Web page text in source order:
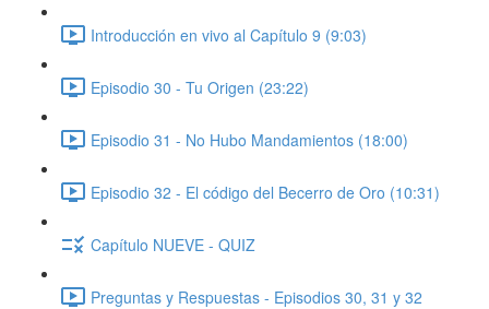
Introducción en vivo al Capítulo 9 (9:03)
Episodio 30 - Tu Origen (23:22)
Episodio 31 - No Hubo Mandamientos (18:00)
Episodio 32 - El código del Becerro de Oro (10:31)
Capítulo NUEVE - QUIZ
Preguntas y Respuestas - Episodios 30, 31 y 32